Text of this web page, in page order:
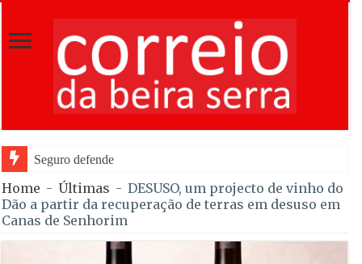
Seguro defendeu na abertura da Feira de São
Home - Últimas - DESUSO, um projecto de vinho do
Dão a partir da recuperação de terras em desuso em
Canas de Senhorim